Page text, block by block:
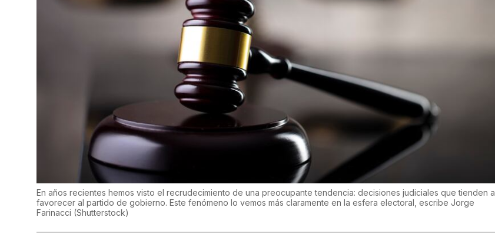
En años recientes hemos visto el recrudecimiento de una preocupante tendencia: decisiones judiciales que tienden a
favorecer al partido de gobierno. Este fenómeno lo vemos más claramente en la esfera electoral, escribe Jorge
Farinacci (Shutterstock)